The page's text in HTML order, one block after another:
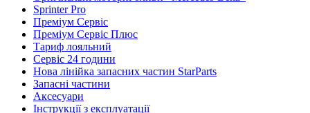
Sprinter Pro
Преміум Сервіс
Преміум Сервіс Плюс
Тариф лояльний
Сервіс 24 години
Нова лінійка запасних частин StarParts
Запасні частини
Аксесуари
Інструкції з експлуатації